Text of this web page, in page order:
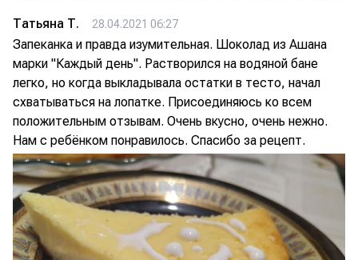
Татьяна Т. 28.04.2021 06:27
Запеканка и правда изумительная. Шоколад из Ашана
марки "Каждый день". Растворился на водяной бане
легко, но когда выкладывала остатки в тесто, начал
схватываться на лопатке. Присоединяюсь ко всем
положительным отзывам. Очень вкусно, очень нежно.
Нам с ребёнком понравилось. Спасибо за рецепт.